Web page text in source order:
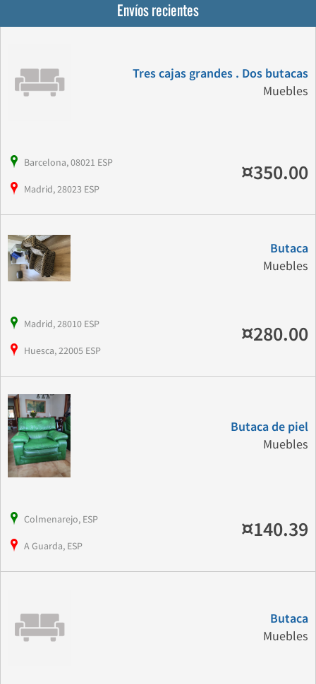
Envíos recientes
Tres cajas grandes . Dos butacas
Muebles
Barcelona, 08021 ESP
Madrid, 28023 ESP
¤350.00
Butaca
Muebles
Madrid, 28010 ESP
Huesca, 22005 ESP
¤280.00
Butaca de piel
Muebles
Colmenarejo, ESP
A Guarda, ESP
¤140.39
Butaca
Muebles